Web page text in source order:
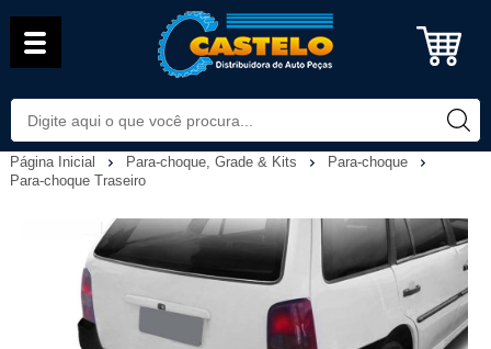
Página Inicial Para-choque, Grade & Kits
Para-choque
Para-choque Traseiro